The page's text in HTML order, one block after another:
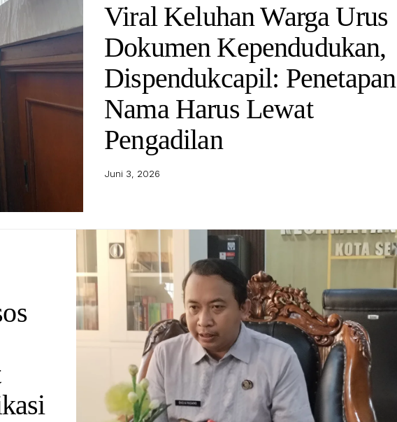
Viral Keluhan Warga Urus
Dokumen Kependudukan,
Dispendukcapil: Penetapan
Nama Harus Lewat
Pengadilan
Juni 3, 2026